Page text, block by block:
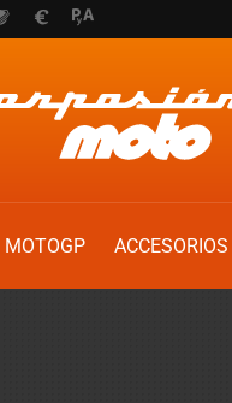
MOTOGP ACCESORIOS